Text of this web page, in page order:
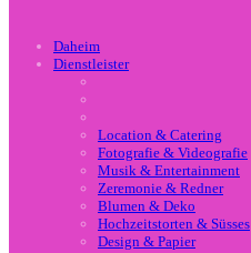
Daheim
Dienstleister
Location & Catering
Fotografie & Videografie
Musik & Entertainment
Zeremonie & Redner
Blumen & Deko
Hochzeitstorten & Süsses
Design & Papier